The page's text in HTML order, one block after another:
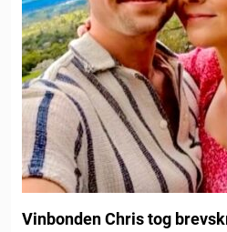
Vinbonden Chris tog